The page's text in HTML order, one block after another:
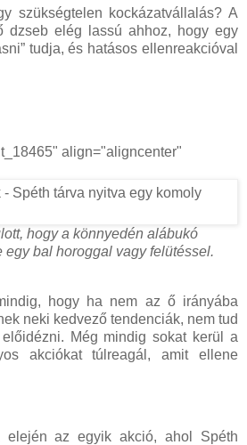
szükségtelen kockázatvállalás? A
dzseb elég lassú ahhoz, hogy egy
tudja, és hatásos ellenreakcióval
align="aligncenter"
hogy a könnyedén alábukó
egy bal horoggal vagy felütéssel.
hogy ha nem az ő irányába
neki kedvező tendenciák, nem tud
Még mindig sokat kerül a
akciókat túlreagál, amit ellene
elején az egyik akció, ahol Spéth